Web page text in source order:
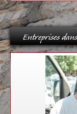
Entreprises